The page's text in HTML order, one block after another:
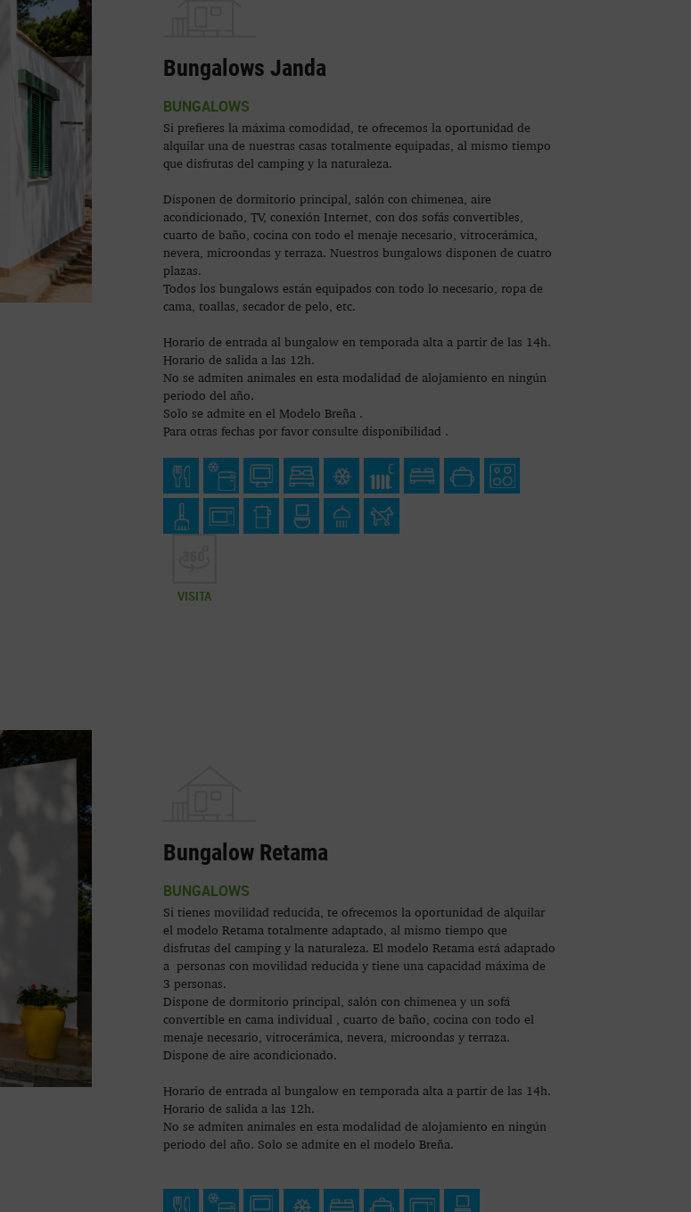
Bungalows Janda
BUNGALOWS
Si prefieres la máxima comodidad, te ofrecemos la oportunidad de
alquilar una de nuestras casas totalmente equipadas, al mismo tiempo
que disfrutas del camping y la naturaleza.
Disponen de dormitorio principal, salón con chimenea, aire
acondicionado, TV, conexión Internet, con dos sofás convertibles,
cuarto de baño, cocina con todo el menaje necesario, vitrocerámica,
nevera, microondas y terraza. Nuestros bungalows disponen de cuatro
plazas.
Todos los bungalows están equipados con todo lo necesario, ropa de
cama, toallas, secador de pelo, etc.
Horario de entrada al bungalow en temporada alta a partir de las 14h.
Horario de salida a las 12h.
No se admiten animales en esta modalidad de alojamiento en ningún
periodo del año.
Solo se admite en el Modelo Breña .
Para otras fechas por favor consulte disponibilidad .
VISITA
Bungalow Retama
BUNGALOWS
Si tienes movilidad reducida, te ofrecemos la oportunidad de alquilar
el modelo Retama totalmente adaptado, al mismo tiempo que
disfrutas del camping y la naturaleza. El modelo Retama está adaptado
a personas con movilidad reducida y tiene una capacidad máxima de
3 personas.
Dispone de dormitorio principal, salón con chimenea y un sofá
convertible en cama individual , cuarto de baño, cocina con todo el
menaje necesario, vitrocerámica, nevera, microondas y terraza.
Dispone de aire acondicionado.
Horario de entrada al bungalow en temporada alta a partir de las 14h.
Horario de salida a las 12h.
No se admiten animales en esta modalidad de alojamiento en ningún
periodo del año. Solo se admite en el modelo Breña.